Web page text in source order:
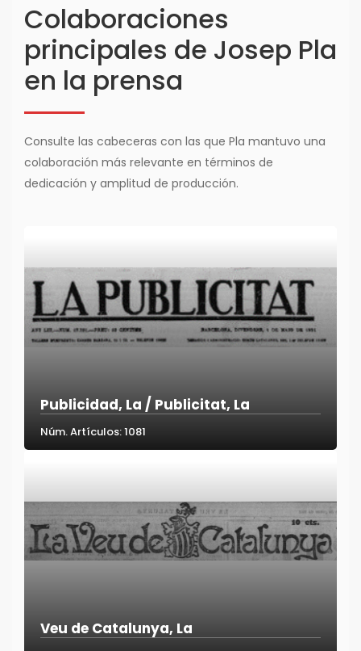
Colaboraciones
principales de Josep Pla
en la prensa
Consulte las cabeceras con las que Pla mantuvo una
colaboración más relevante en términos de
dedicación y amplitud de producción.
Publicidad, La / Publicitat, La
Núm. Artículos: 1081
Veu de Catalunya, La